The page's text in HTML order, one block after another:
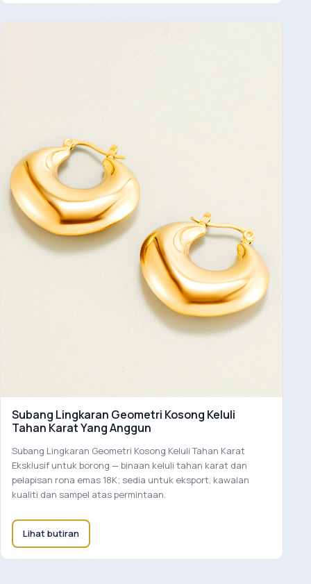
Subang Lingkaran Geometri Kosong Keluli
Tahan Karat Yang Anggun
Subang Lingkaran Geometri Kosong Keluli Tahan Karat
Eksklusif untuk borong — binaan keluli tahan karat dan
pelapisan rona emas 18K; sedia untuk eksport, kawalan
kualiti dan sampel atas permintaan.
Lihat butiran